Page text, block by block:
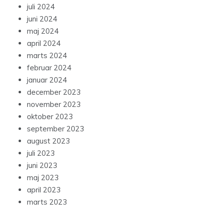
juli 2024
juni 2024
maj 2024
april 2024
marts 2024
februar 2024
januar 2024
december 2023
november 2023
oktober 2023
september 2023
august 2023
juli 2023
juni 2023
maj 2023
april 2023
marts 2023